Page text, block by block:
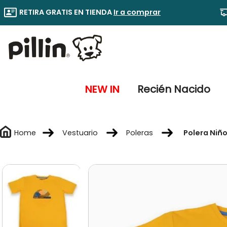
RETIRA GRATIS EN TIENDA Ir a comprar
NEW IN Recién Nacido
Vestuario Poleras Polera